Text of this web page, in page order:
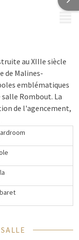
au XIIIe siècle
de Malines-
emblématiques
Rombout. La
de l'agencement,
écran TV